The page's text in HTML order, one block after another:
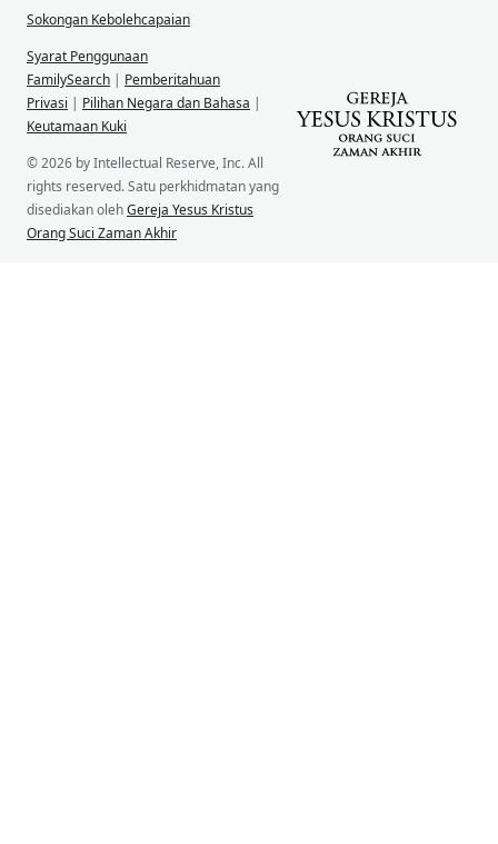
Sokongan Kebolehcapaian
Syarat Penggunaan
FamilySearch | Pemberitahuan
Privasi | Pilihan Negara dan Bahasa |
Keutamaan Kuki
© 2026 by Intellectual Reserve, Inc. All
rights reserved. Satu perkhidmatan yang
disediakan olehGereja Yesus Kristus
Orang Suci Zaman Akhir